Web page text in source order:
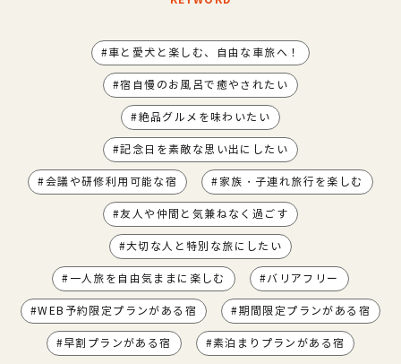
車と愛犬と楽しむ、自由な車旅へ！
宿自慢のお風呂で癒やされたい
絶品グルメを味わいたい
記念日を素敵な思い出にしたい
会議や研修利用可能な宿 家族・子連れ旅行を楽しむ
友人や仲間と気兼ねなく過ごす
大切な人と特別な旅にしたい
一人旅を自由気ままに楽しむ バリアフリー
WEB予約限定プランがある宿 期間限定プランがある宿
早割プランがある宿 素泊まりプランがある宿